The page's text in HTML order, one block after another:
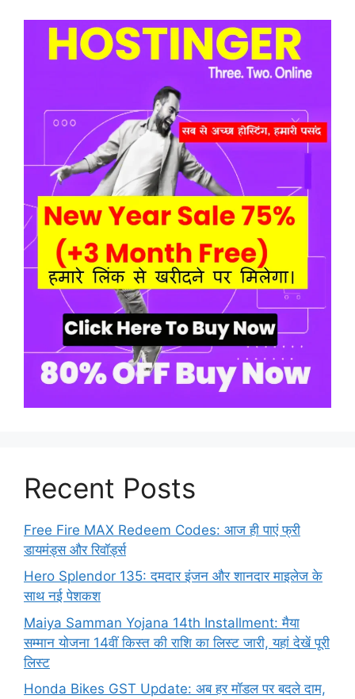
Recent Posts
Free Fire MAX Redeem Codes: आज ही पाएं फ्री
डायमंड्स और रिवॉर्ड्स
Hero Splendor 135: दमदार इंजन और शानदार माइलेज के
साथ नई पेशकश
Maiya Samman Yojana 14th Installment: मैया
सम्मान योजना 14वीं किस्त की राशि का लिस्ट जारी, यहां देखें पूरी
लिस्ट
Honda Bikes GST Update: अब हर मॉडल पर बदले दाम,